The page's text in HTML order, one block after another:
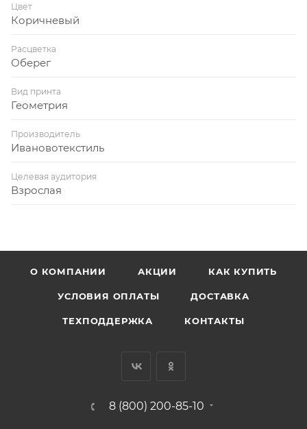
Цвет
Коричневый
Расцветка
Оберег
Вид принта
Геометрия
Производитель
Ивановотекстиль
Целевая аудитория
Взрослая
О КОМПАНИИ АКЦИИ КАК КУПИТЬ
УСЛОВИЯ ОПЛАТЫ ДОСТАВКА
ТЕХПОДДЕРЖКА КОНТАКТЫ
8 (800) 200-85-10